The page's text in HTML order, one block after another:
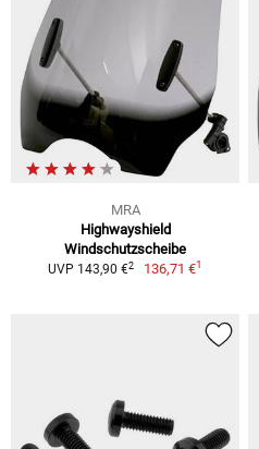
MRA
Highwayshield
Windschutzscheibe
UVP 143,90 €2 136,71 €1